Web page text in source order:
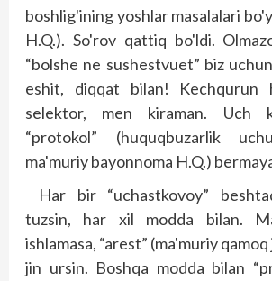
boshlig'ining yoshlar masalalari
H.Q.). So'rov qattiq bo'ldi.
“bolshe ne sushestvuet” biz
eshit, diqqat bilan! Kechqurun
selektor, men kiraman. Uch
“protokol” (huquqbuzarlik
ma'muriy bayonnoma H.Q.)
Har bir “uchastkovoy”
tuzsin, har xil modda bilan.
ishlamasa, “arest” (ma'muriy
jin ursin. Boshqa modda bilan